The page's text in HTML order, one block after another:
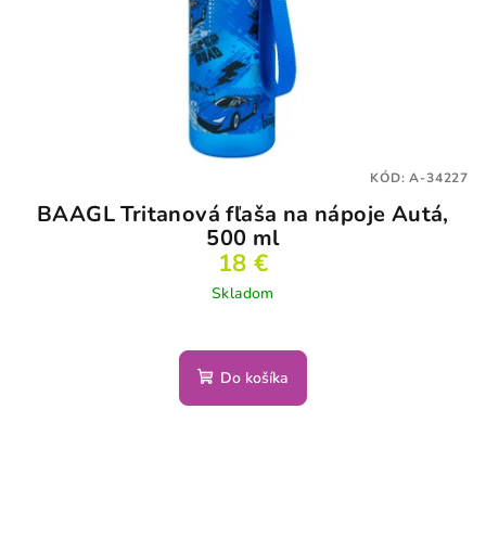
BAAGL Tritanová fľaša na nápoje Autá,
500 ml
18 €
Skladom
Do košíka
KÓD:A-34227